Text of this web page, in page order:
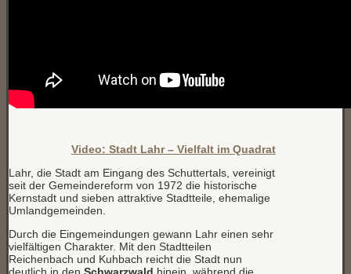
Video: Stadt Lahr – Vielfalt im Quadrat
Lahr, die Stadt am Eingang des Schuttertals, vereinigt
seit der Gemeindereform von 1972 die historische
Kernstadt und sieben attraktive Stadtteile, ehemalige
Umlandgemeinden.
Durch die Eingemeindungen gewann Lahr einen sehr
vielfältigen Charakter. Mit den Stadtteilen
Reichenbach und Kuhbach reicht die Stadt nun